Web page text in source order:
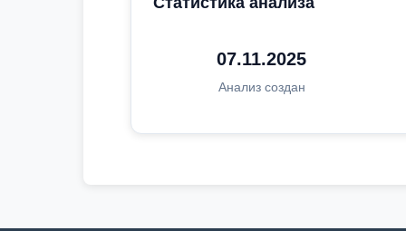
07.11.2025
Анализ создан